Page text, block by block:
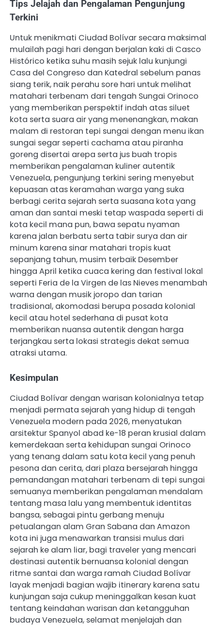
Tips Jelajah dan Pengalaman Pengunjung
Terkini
Untuk menikmati Ciudad Bolívar secara maksimal
mulailah pagi hari dengan berjalan kaki di Casco
Histórico ketika suhu masih sejuk lalu kunjungi
Casa del Congreso dan Katedral sebelum panas
siang terik, naik perahu sore hari untuk melihat
matahari terbenam dari tengah Sungai Orinoco
yang memberikan perspektif indah atas siluet
kota serta suara air yang menenangkan, makan
malam di restoran tepi sungai dengan menu ikan
sungai segar seperti cachama atau piranha
goreng disertai arepa serta jus buah tropis
memberikan pengalaman kuliner autentik
Venezuela, pengunjung terkini sering menyebut
kepuasan atas keramahan warga yang suka
berbagi cerita sejarah serta suasana kota yang
aman dan santai meski tetap waspada seperti di
kota kecil mana pun, bawa sepatu nyaman
karena jalan berbatu serta tabir surya dan air
minum karena sinar matahari tropis kuat
sepanjang tahun, musim terbaik Desember
hingga April ketika cuaca kering dan festival lokal
seperti Feria de la Virgen de las Nieves menambah
warna dengan musik joropo dan tarian
tradisional, akomodasi berupa posada kolonial
kecil atau hotel sederhana di pusat kota
memberikan nuansa autentik dengan harga
terjangkau serta lokasi strategis dekat semua
atraksi utama.
Kesimpulan
Ciudad Bolívar dengan warisan kolonialnya tetap
menjadi permata sejarah yang hidup di tengah
Venezuela modern pada 2026, menyatukan
arsitektur Spanyol abad ke-18 peran krusial dalam
kemerdekaan serta kehidupan sungai Orinoco
yang tenang dalam satu kota kecil yang penuh
pesona dan cerita, dari plaza bersejarah hingga
pemandangan matahari terbenam di tepi sungai
semuanya memberikan pengalaman mendalam
tentang masa lalu yang membentuk identitas
bangsa, sebagai pintu gerbang menuju
petualangan alam Gran Sabana dan Amazon
kota ini juga menawarkan transisi mulus dari
sejarah ke alam liar, bagi traveler yang mencari
destinasi autentik bernuansa kolonial dengan
ritme santai dan warga ramah Ciudad Bolívar
layak menjadi bagian wajib itinerary karena satu
kunjungan saja cukup meninggalkan kesan kuat
tentang keindahan warisan dan ketangguhan
budaya Venezuela, selamat menjelajah dan